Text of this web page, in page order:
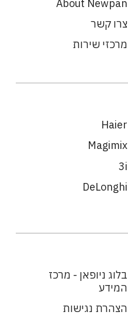
About Newpan
צרו קשר
מרכזי שירות
Haier
Magimix
3i
DeLonghi
בלוג ניופאן - מרכז
המידע
הצהרת נגישות